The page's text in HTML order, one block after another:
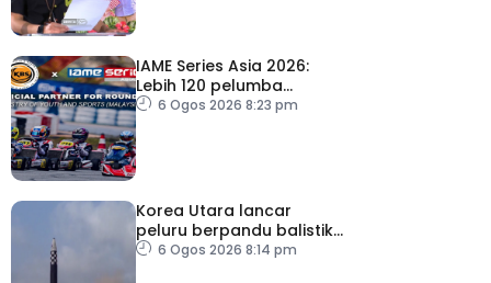
IAME Series Asia 2026:
Lebih 120 pelumba
antarabangsa berentap
6 Ogos 2026 8:23 pm
Korea Utara lancar
peluru berpandu balistik
jarak dekat ke arah Laut
6 Ogos 2026 8:14 pm